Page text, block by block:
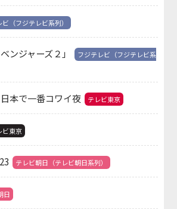
（フジテレビ系列）
ンジャーズ２」
フジテレビ（フジテレビ系
本で一番コワイ夜 テレビ東京
ビ東京
テレビ朝日（テレビ朝日系列）
日